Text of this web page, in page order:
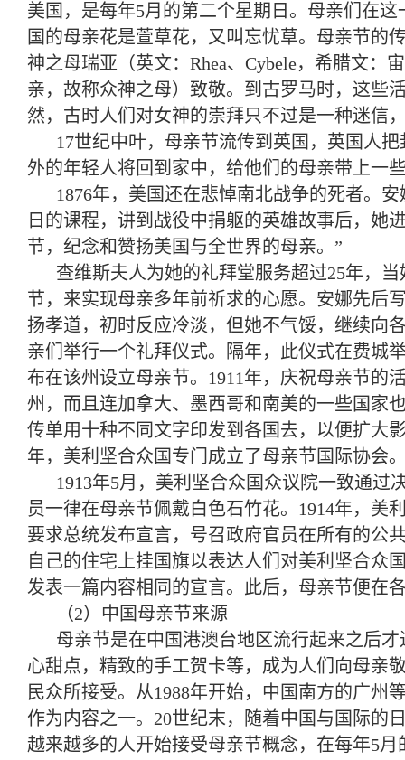
美国，是每年5月的第二个星期日。母亲们在
国的母亲花是萱草花，又叫忘忧草。母亲节的
神之母瑞亚（英文：Rhea、Cybele，希腊文
亲，故称众神之母）致敬。到古罗马时，这些
然，古时人们对女神的崇拜只不过是一种迷信
17世纪中叶，母亲节流传到英国，英国人
外的年轻人将回到家中，给他们的母亲带上一
1876年，美国还在悲悼南北战争的死者。
日的课程，讲到战役中捐躯的英雄故事后，她
节，纪念和赞扬美国与全世界的母亲。”
查维斯夫人为她的礼拜堂服务超过25年，
节，来实现母亲多年前祈求的心愿。安娜先后
扬孝道，初时反应冷淡，但她不气馁，继续向
亲们举行一个礼拜仪式。隔年，此仪式在费城
布在该州设立母亲节。1911年，庆祝母亲节的
州，而且连加拿大、墨西哥和南美的一些国家
传单用十种不同文字印发到各国去，以便扩大
年，美利坚合众国专门成立了母亲节国际协会
1913年5月，美利坚合众国众议院一致通
员一律在母亲节佩戴白色石竹花。1914年，美
要求总统发布宣言，号召政府官员在所有的公
自己的住宅上挂国旗以表达人们对美利坚合众
发表一篇内容相同的宣言。此后，母亲节便在
（2）中国母亲节来源
母亲节是在中国港澳台地区流行起来之后
心甜点，精致的手工贺卡等，成为人们向母亲
民众所接受。从1988年开始，中国南方的广州
作为内容之一。20世纪末，随着中国与国际的
越来越多的人开始接受母亲节概念，在每年5